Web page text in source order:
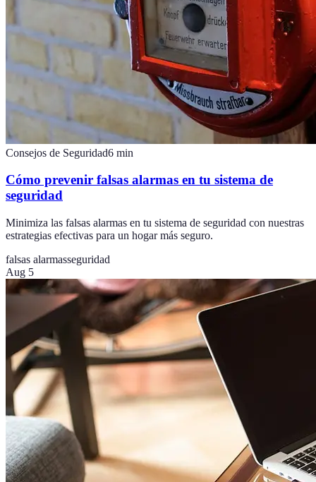
Consejos de Seguridad6 min
Cómo prevenir falsas alarmas en tu sistema de
seguridad
Minimiza las falsas alarmas en tu sistema de seguridad con nuestras
estrategias efectivas para un hogar más seguro.
falsas alarmasseguridad
Aug 5